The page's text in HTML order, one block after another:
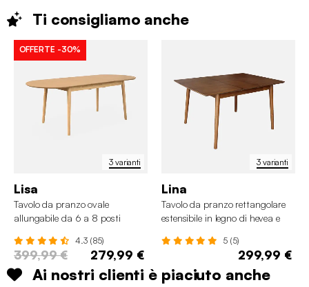
Ti consigliamo anche
3 varianti
OFFERTE -30%
Lisa
Tavolo da pranzo ovale
allungabile da 6 a 8 posti
4.3 (85)
399,99 € 279,99 €
3 varianti
Lina
Tavolo da pranzo rettangolare
estensibile in legno di hevea e
posti
5 (5)
299,99 €
Ai nostri clienti è piaciuto anche